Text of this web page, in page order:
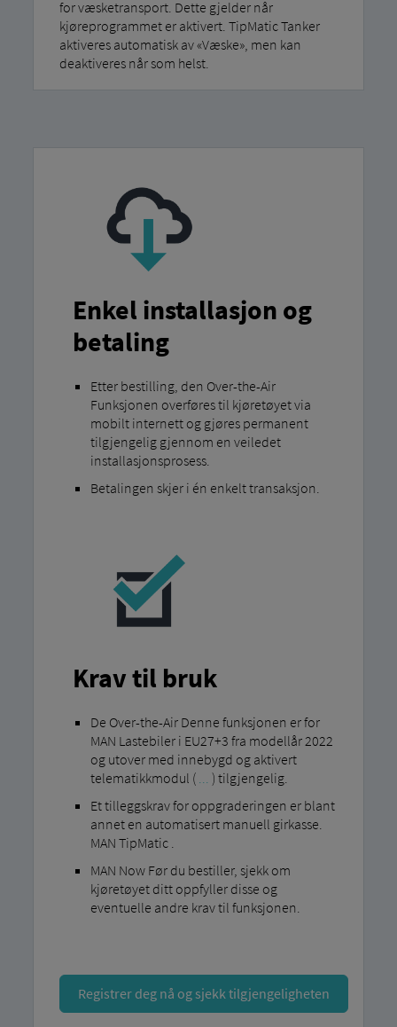
for væsketransport. Dette gjelder når
kjøreprogrammet er aktivert. TipMatic Tanker
aktiveres automatisk av «Væske», men kan
deaktiveres når som helst.
Enkel installasjon og
betaling
Etter bestilling, den Over-the-Air
Funksjonen overføres til kjøretøyet via
mobilt internett og gjøres permanent
tilgjengelig gjennom en veiledet
installasjonsprosess.
Betalingen skjer i én enkelt transaksjon.
Krav til bruk
De Over-the-Air Denne funksjonen er for
MAN Lastebiler i EU27+3 fra modellår 2022
og utover med innebygd og aktivert
telematikkmodul ( ... ) tilgjengelig.
Et tilleggskrav for oppgraderingen er blant
annet en automatisert manuell girkasse.
MAN TipMatic .
MAN Now Før du bestiller, sjekk om
kjøretøyet ditt oppfyller disse og
eventuelle andre krav til funksjonen.
Registrer deg nå og sjekk tilgjengeligheten